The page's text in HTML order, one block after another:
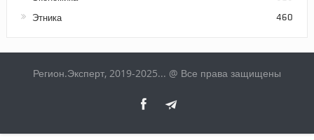
Этника 460
Регион.Эксперт, 2019-2025... @ Все права защищены